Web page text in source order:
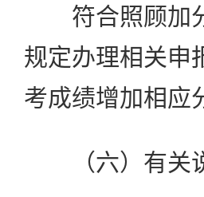
符合照顾加分
规定办理相关申
考成绩增加相应
（六）有关